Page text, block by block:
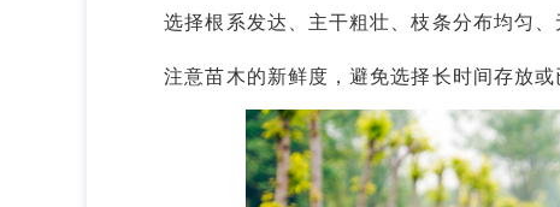
选择根系发达、主干粗壮、枝条分布均匀、
注意苗木的新鲜度，避免选择长时间存放或